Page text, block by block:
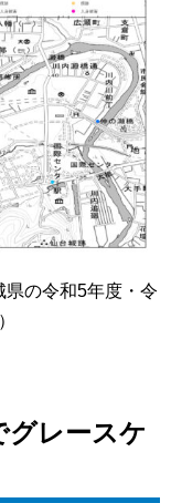
県の令和5年度・令
レースケ